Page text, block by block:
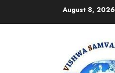
August 8, 2026